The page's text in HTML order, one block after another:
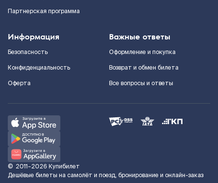
Партнерская программа
Информация
Безопасность
Конфиденциальность
Оферта
Важные ответы
Оформление и покупка
Возврат и обмен билета
Все вопросы и ответы
© 2011–2026 Купибилет
Дешёвые билеты на самолёт и поезд, бронирование и онлайн-заказ